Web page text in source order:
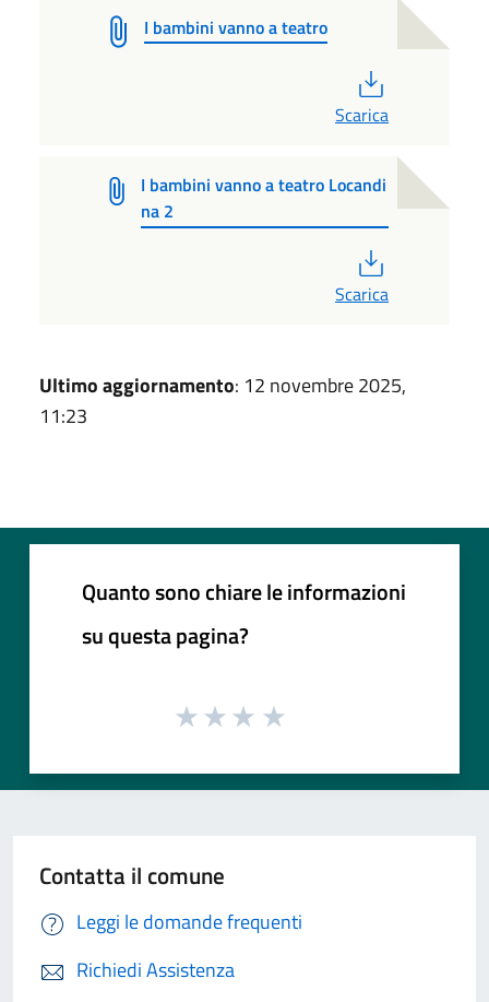
I bambini vanno a teatro
Scarica
I bambini vanno a teatro Locandi
na 2
Scarica
Ultimo aggiornamento: 12 novembre 2025,
11:23
Quanto sono chiare le informazioni
su questa pagina?
Contatta il comune
Leggi le domande frequenti
Richiedi Assistenza